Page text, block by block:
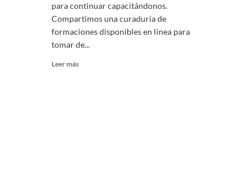
para continuar capacitándonos.
Compartimos una curaduría de
formaciones disponibles en línea para
tomar de...
Leer más